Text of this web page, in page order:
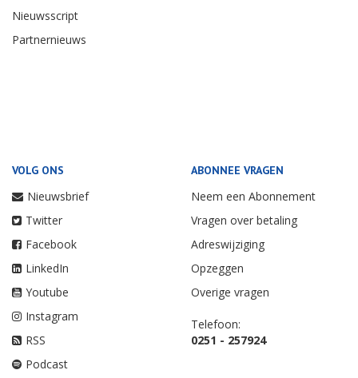
Nieuwsscript
Partnernieuws
VOLG ONS
Nieuwsbrief
Twitter
Facebook
LinkedIn
Youtube
Instagram
RSS
Podcast
ABONNEE VRAGEN
Neem een Abonnement
Vragen over betaling
Adreswijziging
Opzeggen
Overige vragen
Telefoon:
0251 - 257924